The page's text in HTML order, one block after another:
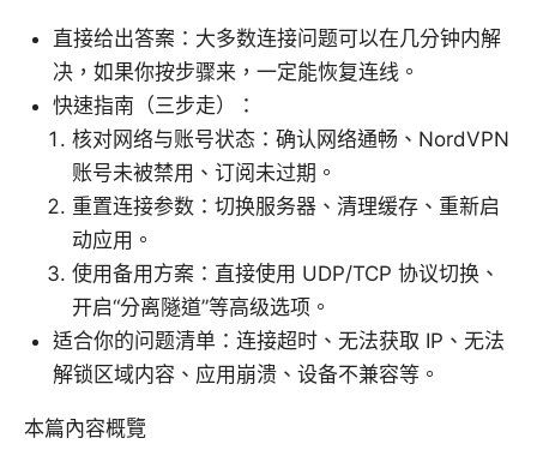
直接给出答案：大多数连接问题可以在几分钟内解
决，如果你按步骤来，一定能恢复连线。
快速指南（三步走）：
核对网络与账号状态：确认网络通畅、NordVPN
账号未被禁用、订阅未过期。
重置连接参数：切换服务器、清理缓存、重新启
动应用。
使用备用方案：直接使用 UDP/TCP 协议切换、
开启“分离隧道”等高级选项。
适合你的问题清单：连接超时、无法获取 IP、无法
解锁区域内容、应用崩溃、设备不兼容等。
本篇內容概覽